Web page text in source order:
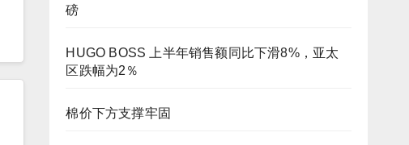
磅
HUGO BOSS 上半年销售额同比下滑8%，亚太
区跌幅为2％
棉价下方支撑牢固